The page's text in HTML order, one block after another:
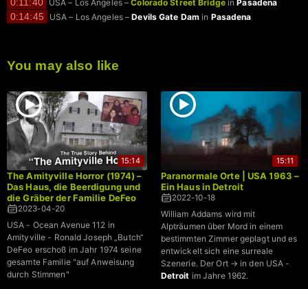
USA – Los Angeles –Colorado Street BridgeinPasadena
0:14:45 USA – Los Angeles –Devils Gate Dam in Pasadena
You may also like
15:14
The Amityville Horror (1974) –
Das Haus, die Beerdigung und
die Gräber der Familie DeFeo
2023-04-20
USA - Ocean Avenue 112 in
Amityville - Ronald Joseph „Butch“
DeFeo erschoß im Jahr 1974 seine
gesamte Familie "auf Anweisung
durch Stimmen"
15:11
Paranormale Orte | USA 1963 –
Ein Haus in Detroit
2022-10-18
William Addams wird mit
Alpträumen über Mord in einem
bestimmten Zimmer geplagt und es
entwickelt sich eine surreale
Szenerie. Der Ort → in den USA -
Detroit im Jahre 1962.